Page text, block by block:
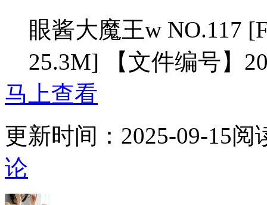
眼酱大魔王w NO.117
25.3M] 【文件编号】
马上查看
更新时间： 2025-09-15阅
论